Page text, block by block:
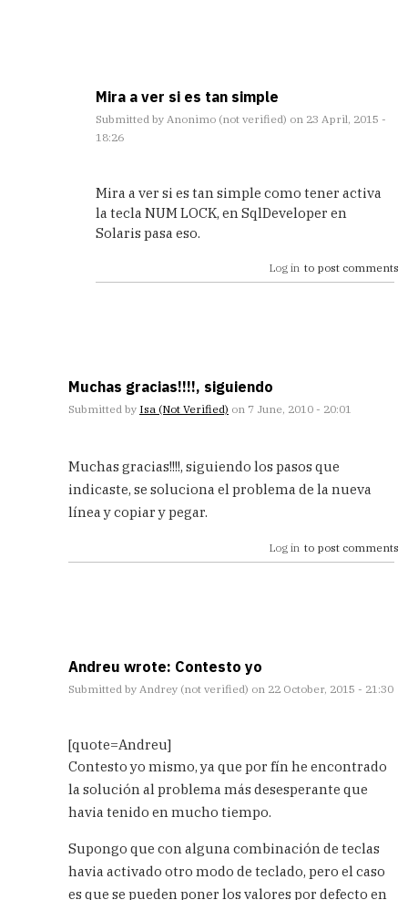
Mira a ver si es tan simple
Submitted by Anonimo (not verified) on 23 April, 2015 -
18:26
reply
to
Gracias,
me
volviendo
Mira a ver si es tan simple como tener activa
la tecla NUM LOCK, en SqlDeveloper en
Solaris pasa eso.
Log in to post comments
Muchas gracias!!!!, siguiendo
Submitted by Isa (not Verified) on 7 June, 2010 - 20:01
reply
ya
está!
Muchas gracias!!!!, siguiendo los pasos que
indicaste, se soluciona el problema de la nueva
línea y copiar y pegar.
Log in to post comments
Andreu wrote: Contesto yo
Submitted by Andrey (not verified) on 22 October, 2015 - 21:30
reply
ya
está!
by
(not
Verified)
[quote=Andreu]
Contesto yo mismo, ya que por fín he encontrado
la solución al problema más desesperante que
havia tenido en mucho tiempo.
Supongo que con alguna combinación de teclas
havia activado otro modo de teclado, pero el caso
es que se pueden poner los valores por defecto en